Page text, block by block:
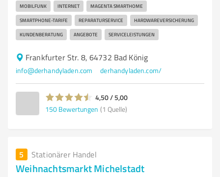
MOBILFUNK INTERNET MAGENTA SMARTHOME
SMARTPHONE-TARIFE REPARATURSERVICE HARDWAREVERSICHERUNG
KUNDENBERATUNG ANGEBOTE SERVICELEISTUNGEN
Frankfurter Str. 8, 64732 Bad König
info@derhandyladen.com derhandyladen.com/
4,50 / 5,00
150 Bewertungen (1 Quelle)
5 Stationärer Handel
Weihnachtsmarkt Michelstadt